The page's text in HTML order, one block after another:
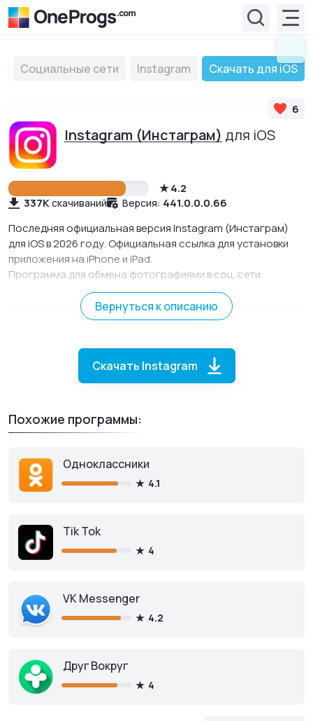
Социальные сети Instagram Скачать для iOS
Instagram (Инстаграм) для iOS
6
4.2
337Kскачиваний Версия: 441.0.0.0.66
Последняя официальная версия Instagram (Инстаграм)
для iOS в 2026 году. Официальная ссылка для установки
приложения на iPhone и iPad.
Программа для обмена фотографиями в соц. сети
Instagram. Многочисленные фильтры и эффекты
преобразят любую фотографию.
Вернуться к описанию
Скачать Instagram
Похожие программы:
Одноклассники
4.1
Tik Tok
4
VK Messenger
4.2
Друг Вокруг
4
Instagram
Скачать из App Store